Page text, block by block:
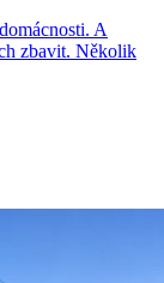
A
zbavit. Několik